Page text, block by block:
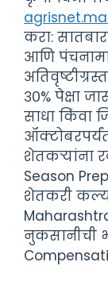
करा:
आणि
३०% पेक्षा
साधा किंवा
शेतकऱ्यांना
Season
शेतकरी
नुकसानीची